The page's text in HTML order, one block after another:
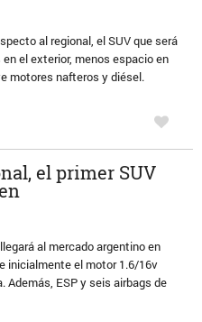
al regional, el SUV que será
el exterior, menos espacio en
motores nafteros y diésel.
el primer SUV
al mercado argentino en
inicialmente el motor 1.6/16v
Además, ESP y seis airbags de